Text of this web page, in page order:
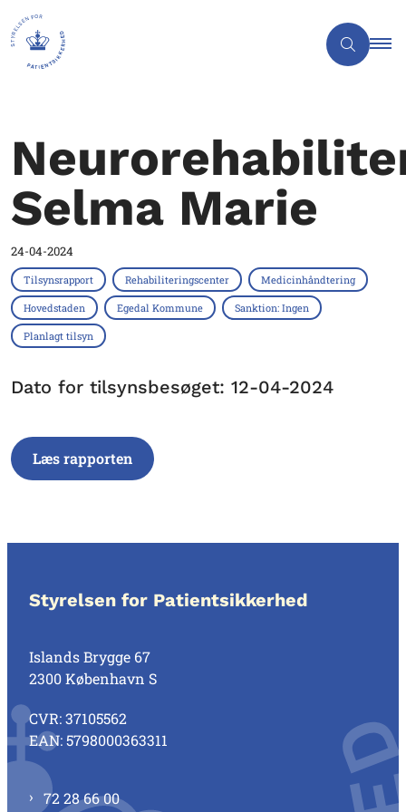
Selma Marie
24-04-2024
Tilsynsrapport Rehabiliteringscenter Medicinhåndtering
Hovedstaden Egedal Kommune Sanktion: Ingen
Planlagt tilsyn
Dato for tilsynsbesøget: 12-04-2024
Læs rapporten
Styrelsen for Patientsikkerhed
Islands Brygge 67
2300 København S
CVR: 37105562
EAN: 5798000363311
72 28 66 00